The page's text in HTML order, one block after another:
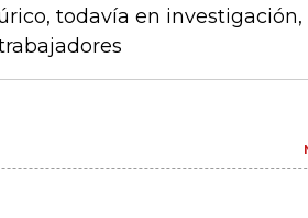
todavía en investigación,